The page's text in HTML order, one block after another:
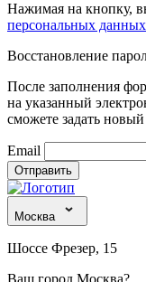
Нажимая на кнопку,
персональных данных
Восстановление
После заполнения
на указанный
сможете задать
Email
Отправить
Москва
Шоссе Фрезер, 15
Ваш город Москва?